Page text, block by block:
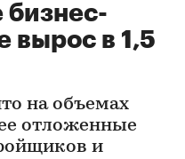
бизнес-
вырос в 1,5
на объемах
отложенные
и